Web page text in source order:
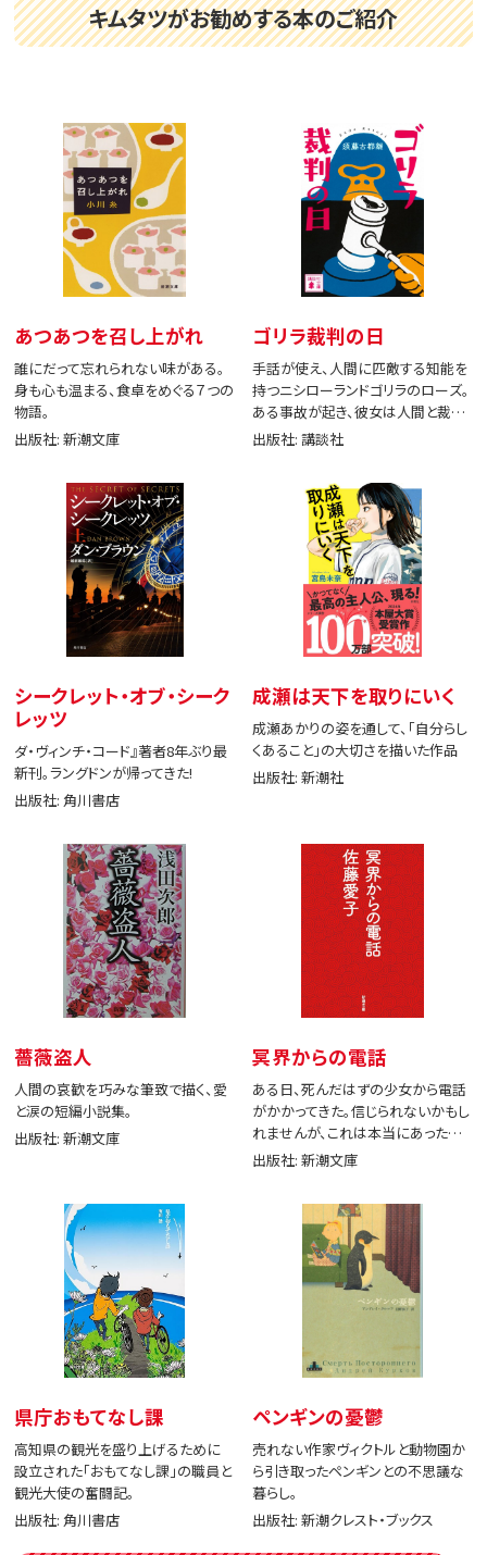
キムタツがお勧めする本のご紹介
あつあつを召し上がれ
誰にだって忘れられない味がある。
身も心も温まる、食卓をめぐる７つの
物語。
出版社: 新潮文庫
ゴリラ裁判の日
手話が使え、人間に匹敵する知能を
持つニシローランドゴリラのローズ。
ある事故が起き、彼女は人間と裁判
で闘う。
出版社: 講談社
シークレット・オブ・シーク
レッツ
ダ・ヴィンチ・コード』著者8年ぶり最
新刊。ラングドンが帰ってきた!
出版社: 角川書店
成瀬は天下を取りにいく
成瀬あかりの姿を通して、「自分らし
くあること」の大切さを描いた作品
出版社: 新潮社
薔薇盗人
人間の哀歓を巧みな筆致で描く、愛
と涙の短編小説集。
出版社: 新潮文庫
冥界からの電話
ある日、死んだはずの少女から電話
がかかってきた。信じられないかもし
れませんが、これは本当にあった出
来事です。
出版社: 新潮文庫
県庁おもてなし課
高知県の観光を盛り上げるために
設立された「おもてなし課」の職員と
観光大使の奮闘記。
出版社: 角川書店
ペンギンの憂鬱
売れない作家ヴィクトルと動物園か
ら引き取ったペンギンとの不思議な
暮らし。
出版社: 新潮クレスト・ブックス